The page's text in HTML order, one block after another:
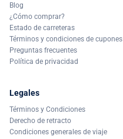
Blog
¿Cómo comprar?
Estado de carreteras
Términos y condiciones de cupones
Preguntas frecuentes
Política de privacidad
Legales
Términos y Condiciones
Derecho de retracto
Condiciones generales de viaje